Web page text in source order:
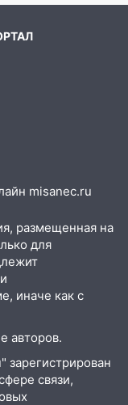
Тюленева
летнюю
трассе и
в
5
список АЗС
в
misanec.ru
размещенная на
для
иначе как с
авторов.
связи,